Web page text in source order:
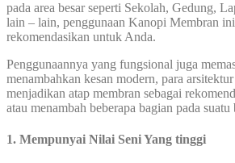
pada area besar seperti Sekolah, Gedung,
lain – lain, penggunaan Kanopi Membran
rekomendasikan untuk Anda.
Penggunaannya yang fungsional juga
menambahkan kesan modern, para
menjadikan atap membran sebagai
atau menambah beberapa bagian pada suatu
1. Mempunyai Nilai Seni Yang tinggi